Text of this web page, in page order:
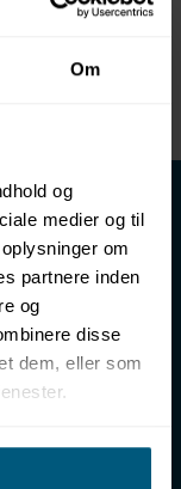
Om
og
medier og til
om
partnere inden
og
disse
dem, eller som
vand. Vores
udstyr til
samt inventar
svømmehaller,
fordi vi har
højeste